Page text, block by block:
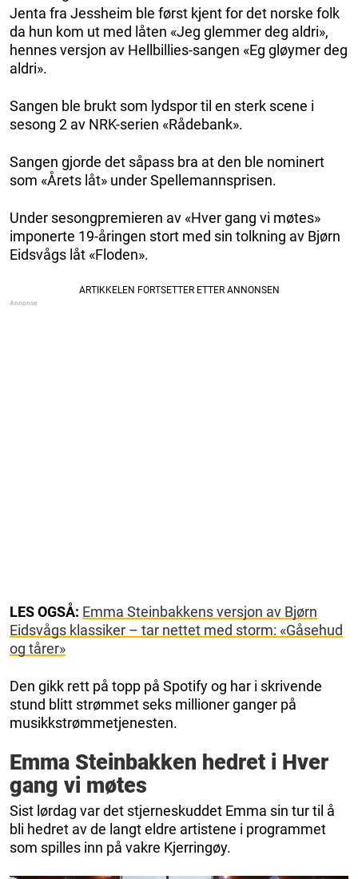
Jenta fra Jessheim ble først kjent for det norske folk
da hun kom ut med låten «Jeg glemmer deg aldri»,
hennes versjon av Hellbillies-sangen «Eg gløymer deg
aldri».
Sangen ble brukt som lydspor til en sterk scene i
sesong 2 av NRK-serien «Rådebank».
Sangen gjorde det såpass bra at den ble nominert
som «Årets låt» under Spellemannsprisen.
Under sesongpremieren av «Hver gang vi møtes»
imponerte 19-åringen stort med sin tolkning av Bjørn
Eidsvågs låt «Floden».
LES OGSÅ: Emma Steinbakkens versjon av Bjørn
Eidsvågs klassiker – tar nettet med storm: «Gåsehud
og tårer»
Den gikk rett på topp på Spotify og har i skrivende
stund blitt strømmet seks millioner ganger på
musikkstrømmetjenesten.
Emma Steinbakken hedret i Hver
gang vi møtes
Sist lørdag var det stjerneskuddet Emma sin tur til å
bli hedret av de langt eldre artistene i programmet
som spilles inn på vakre Kjerringøy.